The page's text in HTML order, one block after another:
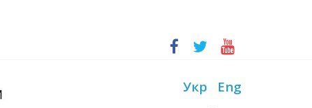
конкурс “Шкільна бібліотека”
на 2026/2027 н. р.
Укр Eng